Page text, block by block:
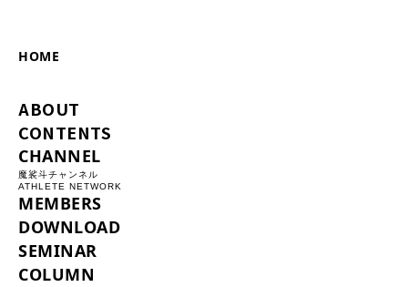
HOME
ABOUT
CONTENTS
CHANNEL
魔裟斗チャンネル
ATHLETE NETWORK
MEMBERS
DOWNLOAD
SEMINAR
COLUMN